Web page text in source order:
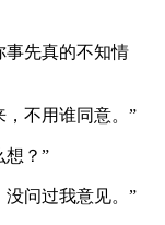
事先真的不知情
不用谁同意。”
想？”
问过我意见。”